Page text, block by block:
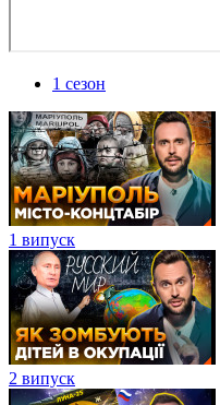
1 сезон
1 випуск
2 випуск